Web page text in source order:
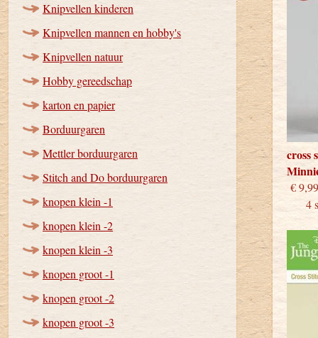
Knipvellen kinderen
Knipvellen mannen en hobby's
Knipvellen natuur
Hobby gereedschap
karton en papier
Borduurgaren
Mettler borduurgaren
Stitch and Do borduurgaren
knopen klein -1
knopen klein -2
knopen klein -3
knopen groot -1
knopen groot -2
knopen groot -3
cross
4